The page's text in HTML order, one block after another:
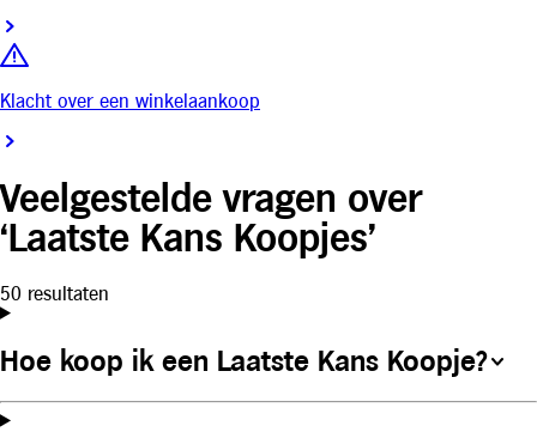
Klacht over een winkelaankoop
Veelgestelde vragen over
‘Laatste Kans Koopjes’
50 resultaten
Hoe koop ik een Laatste Kans Koopje?